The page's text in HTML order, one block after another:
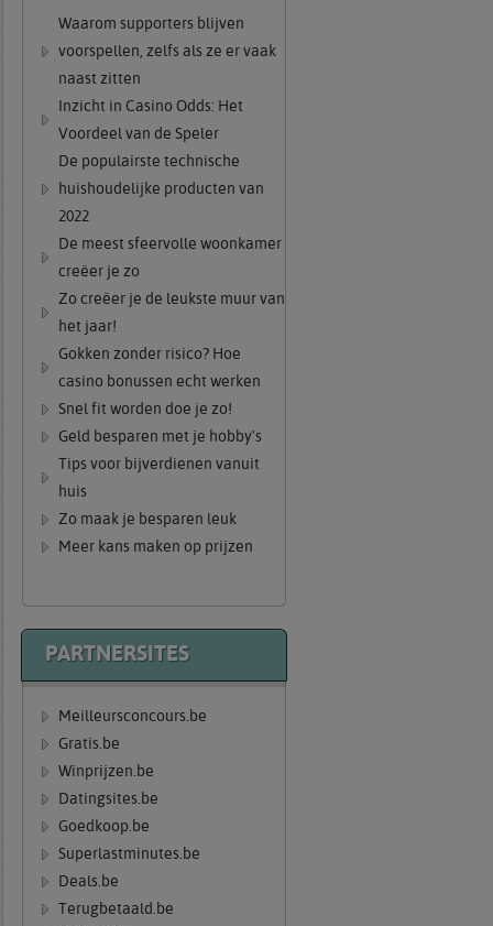
Waarom supporters blijven
voorspellen, zelfs als ze er vaak
naast zitten
Inzicht in Casino Odds: Het
Voordeel van de Speler
De populairste technische
huishoudelijke producten van
2022
De meest sfeervolle woonkamer
creëer je zo
Zo creëer je de leukste muur van
het jaar!
Gokken zonder risico? Hoe
casino bonussen echt werken
Snel fit worden doe je zo!
Geld besparen met je hobby's
Tips voor bijverdienen vanuit
huis
Zo maak je besparen leuk
Meer kans maken op prijzen
PARTNERSITES
Meilleursconcours.be
Gratis.be
Winprijzen.be
Datingsites.be
Goedkoop.be
Superlastminutes.be
Deals.be
Terugbetaald.be